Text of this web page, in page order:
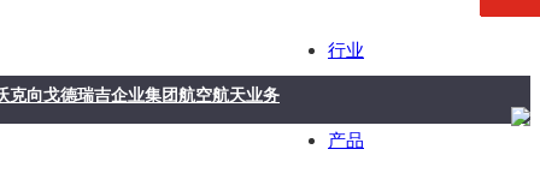
行业
产品
向戈德瑞吉企业集团航空航天业务交付真空炉